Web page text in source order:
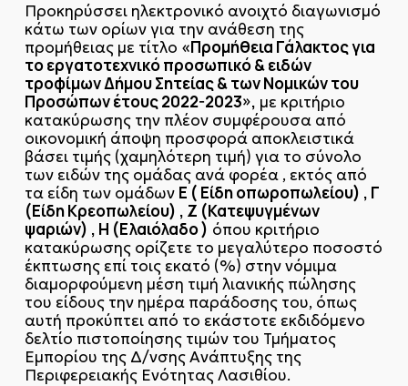
Προκηρύσσει ηλεκτρονικό ανοιχτό διαγωνισμό
κάτω των ορίων για την ανάθεση της
προμήθειας με τίτλο «Προμήθεια Γάλακτος για
το εργατοτεχνικό προσωπικό & ειδών
τροφίμων Δήμου Σητείας & των Νομικών του
Προσώπων έτους 2022-2023», με κριτήριο
κατακύρωσης την πλέον συμφέρουσα από
οικονομική άποψη προσφορά αποκλειστικά
βάσει τιμής (χαμηλότερη τιμή) για το σύνολο
των ειδών της ομάδας ανά φορέα , εκτός από
τα είδη των ομάδων Ε ( Είδη οπωροπωλείου) , Γ
(Είδη Κρεοπωλείου) , Ζ (Κατεψυγμένων
ψαριών) , Η (Ελαιόλαδο ) όπου κριτήριο
κατακύρωσης ορίζετε το μεγαλύτερο ποσοστό
έκπτωσης επί τοις εκατό (%) στην νόμιμα
διαμορφούμενη μέση τιμή λιανικής πώλησης
του είδους την ημέρα παράδοσης του, όπως
αυτή προκύπτει από το εκάστοτε εκδιδόμενο
δελτίο πιστοποίησης τιμών του Τμήματος
Εμπορίου της Δ/νσης Ανάπτυξης της
Περιφερειακής Ενότητας Λασιθίου.